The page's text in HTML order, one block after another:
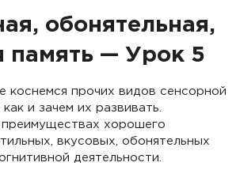
обонятельная,
память — Урок 5
коснемся прочих видов сенсорной
и зачем их развивать.
хорошего
вкусовых, обонятельных
деятельности.